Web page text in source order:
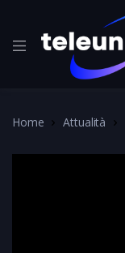
Home Attualità